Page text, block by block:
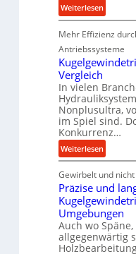
d
u
k
t
i
o
n
i
n
d
e
n
i
t
t
e
l
s
Weiterlesen:
K
o
m
p
k
t
e
U
l
t
a
s
c
h
a
l
Mehr Effizienz
Antriebssysteme
Vergleich
In vielen
Nonplusultra,
im Spiel sind.
Konkurrenz…
Weiterlesen:
K
u
g
e
l
g
e
Gewirbelt und
Präzise und
Umgebungen
Auch wo
allgegenwärtig